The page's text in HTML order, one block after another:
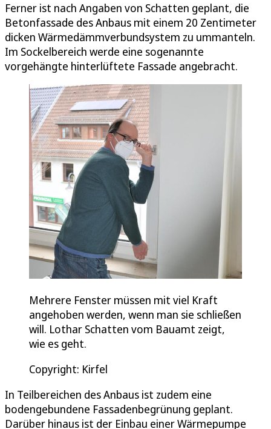
Ferner ist nach Angaben von Schatten geplant, die
Betonfassade des Anbaus mit einem 20 Zentimeter
dicken Wärmedämmverbundsystem zu ummanteln.
Im Sockelbereich werde eine sogenannte
vorgehängte hinterlüftete Fassade angebracht.
Mehrere Fenster müssen mit viel Kraft
angehoben werden, wenn man sie schließen
will. Lothar Schatten vom Bauamt zeigt,
wie es geht.
Copyright: Kirfel
In Teilbereichen des Anbaus ist zudem eine
bodengebundene Fassadenbegrünung geplant.
Darüber hinaus ist der Einbau einer Wärmepumpe